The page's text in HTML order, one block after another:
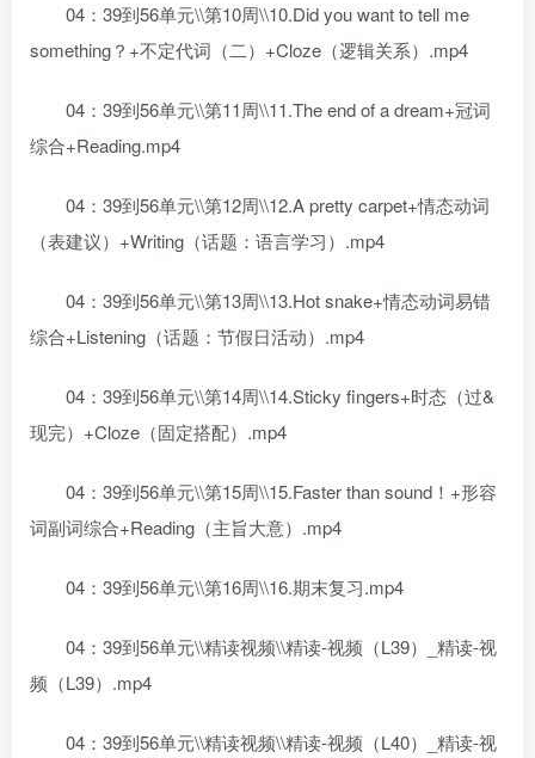
04：39到56单元\\第10周\\10.Did you want to tell me
something？+不定代词（二）+Cloze（逻辑关系）.mp4
04：39到56单元\\第11周\\11.The end of a dream+冠词
综合+Reading.mp4
04：39到56单元\\第12周\\12.A pretty carpet+情态动词
（表建议）+Writing（话题：语言学习）.mp4
04：39到56单元\\第13周\\13.Hot snake+情态动词易错
综合+Listening（话题：节假日活动）.mp4
04：39到56单元\\第14周\\14.Sticky fingers+时态（过&
现完）+Cloze（固定搭配）.mp4
04：39到56单元\\第15周\\15.Faster than sound！+形容
词副词综合+Reading（主旨大意）.mp4
04：39到56单元\\第16周\\16.期末复习.mp4
04：39到56单元\\精读视频\\精读-视频（L39）_精读-视
频（L39）.mp4
04：39到56单元\\精读视频\\精读-视频（L40）_精读-视